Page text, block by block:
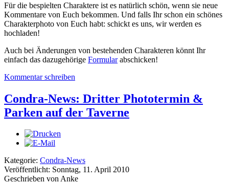
Für die bespielten Charaktere ist es natürlich schön, wenn sie neue
Kommentare von Euch bekommen. Und falls Ihr schon ein schönes
Charakterphoto von Euch habt: schickt es uns, wir werden es
hochladen!
Auch bei Änderungen von bestehenden Charakteren könnt Ihr
einfach das dazugehörige Formularabschicken!
Kommentar schreiben
Condra-News: Dritter Phototermin &
Parken auf der Taverne
Kategorie: Condra-News
Veröffentlicht: Sonntag, 11. April 2010
Geschrieben von Anke